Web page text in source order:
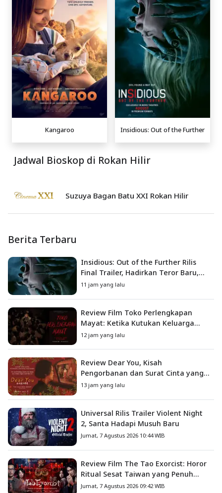
Kangaroo Insidious: Out of the Further
Jadwal Bioskop di Rokan Hilir
Suzuya Bagan Batu XXI Rokan Hilir
Berita Terbaru
Insidious: Out of the Further Rilis
Final Trailer, Hadirkan Teror Baru,
Iblis Kini Masuk ke Dunia Manusia
11 jam yang lalu
Review Film Toko Perlengkapan
Mayat: Ketika Kutukan Keluarga
Menjadi Sumber Teror yang
12 jam yang lalu
Review Dear You, Kisah
Pengorbanan dan Surat Cinta yang
Menyentuh Hati
13 jam yang lalu
Universal Rilis Trailer Violent Night
2, Santa Hadapi Musuh Baru
Jumat, 7 Agustus 2026 10:44 WIB
Review Film The Tao Exorcist: Horor
Ritual Sesat Taiwan yang Penuh
Misteri dan Teror Psikologis
Jumat, 7 Agustus 2026 09:42 WIB